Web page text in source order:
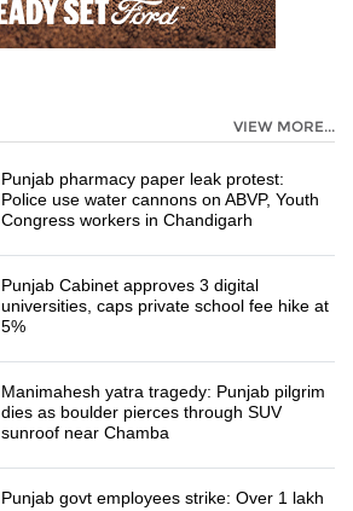
VIEW MORE...
Punjab pharmacy paper leak protest:
Police use water cannons on ABVP, Youth
Congress workers in Chandigarh
Punjab Cabinet approves 3 digital
universities, caps private school fee hike at
5%
Manimahesh yatra tragedy: Punjab pilgrim
dies as boulder pierces through SUV
sunroof near Chamba
Punjab govt employees strike: Over 1 lakh